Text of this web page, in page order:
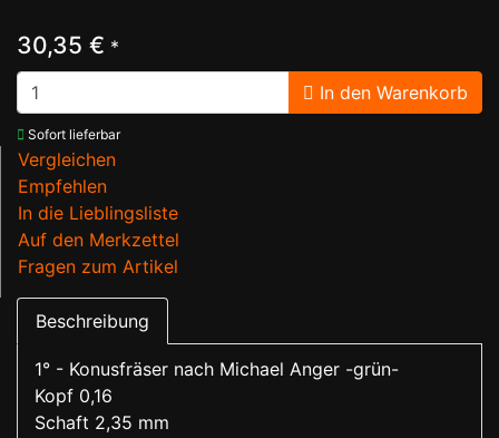
30,35 € *
In den Warenkorb
Sofort lieferbar
Vergleichen
Empfehlen
In die Lieblingsliste
Auf den Merkzettel
Fragen zum Artikel
Beschreibung
1° - Konusfräser nach Michael Anger -grün-
Kopf 0,16
Schaft 2,35 mm